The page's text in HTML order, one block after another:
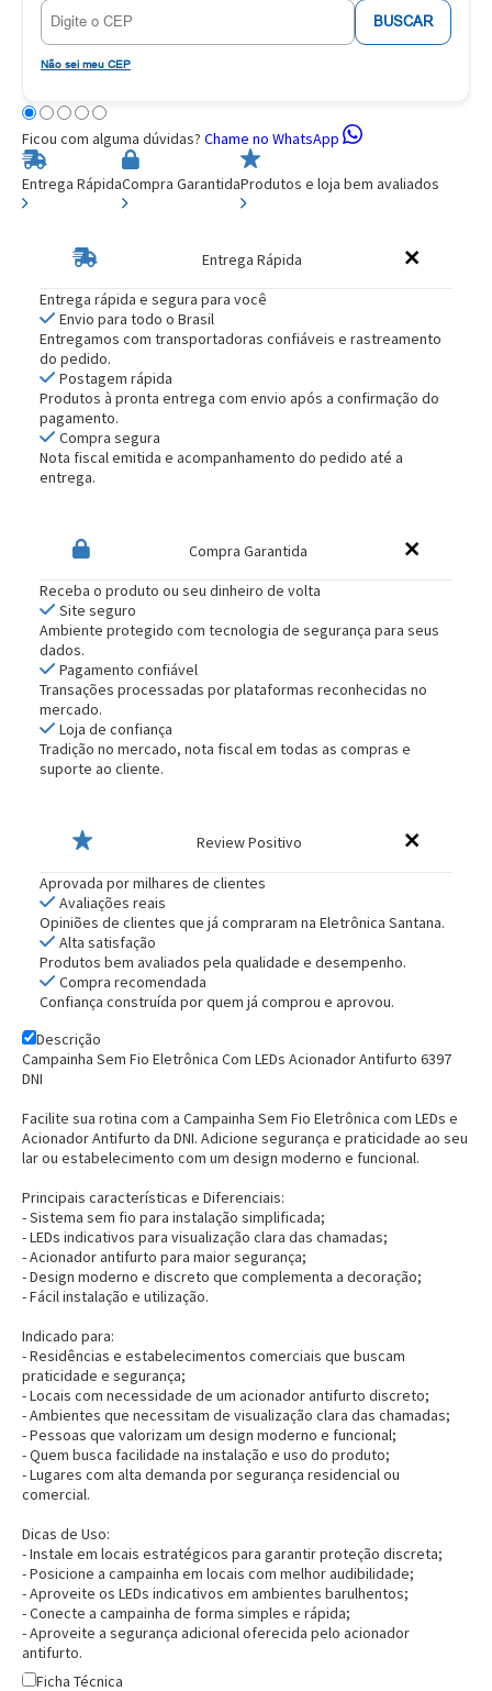
BUSCAR
Não sei meu CEP
Ficou com alguma dúvidas? Chame no WhatsApp
Entrega RápidaCompra GarantidaProdutos e loja bem avaliados
Entrega Rápida
Entrega rápida e segura para você
Envio para todo o Brasil
Entregamos com transportadoras confiáveis e rastreamento
do pedido.
Postagem rápida
Produtos à pronta entrega com envio após a confirmação do
pagamento.
Compra segura
Nota fiscal emitida e acompanhamento do pedido até a
entrega.
Compra Garantida
Receba o produto ou seu dinheiro de volta
Site seguro
Ambiente protegido com tecnologia de segurança para seus
dados.
Pagamento confiável
Transações processadas por plataformas reconhecidas no
mercado.
Loja de confiança
Tradição no mercado, nota fiscal em todas as compras e
suporte ao cliente.
Review Positivo
Aprovada por milhares de clientes
Avaliações reais
Opiniões de clientes que já compraram na Eletrônica Santana.
Alta satisfação
Produtos bem avaliados pela qualidade e desempenho.
Compra recomendada
Confiança construída por quem já comprou e aprovou.
Descrição
Campainha Sem Fio Eletrônica Com LEDs Acionador Antifurto 6397
DNI
Facilite sua rotina com a Campainha Sem Fio Eletrônica com LEDs e
Acionador Antifurto da DNI. Adicione segurança e praticidade ao seu
lar ou estabelecimento com um design moderno e funcional.
Principais características e Diferenciais:
- Sistema sem fio para instalação simplificada;
- LEDs indicativos para visualização clara das chamadas;
- Acionador antifurto para maior segurança;
- Design moderno e discreto que complementa a decoração;
- Fácil instalação e utilização.
Indicado para:
- Residências e estabelecimentos comerciais que buscam
praticidade e segurança;
- Locais com necessidade de um acionador antifurto discreto;
- Ambientes que necessitam de visualização clara das chamadas;
- Pessoas que valorizam um design moderno e funcional;
- Quem busca facilidade na instalação e uso do produto;
- Lugares com alta demanda por segurança residencial ou
comercial.
Dicas de Uso:
- Instale em locais estratégicos para garantir proteção discreta;
- Posicione a campainha em locais com melhor audibilidade;
- Aproveite os LEDs indicativos em ambientes barulhentos;
- Conecte a campainha de forma simples e rápida;
- Aproveite a segurança adicional oferecida pelo acionador
antifurto.
Ficha Técnica